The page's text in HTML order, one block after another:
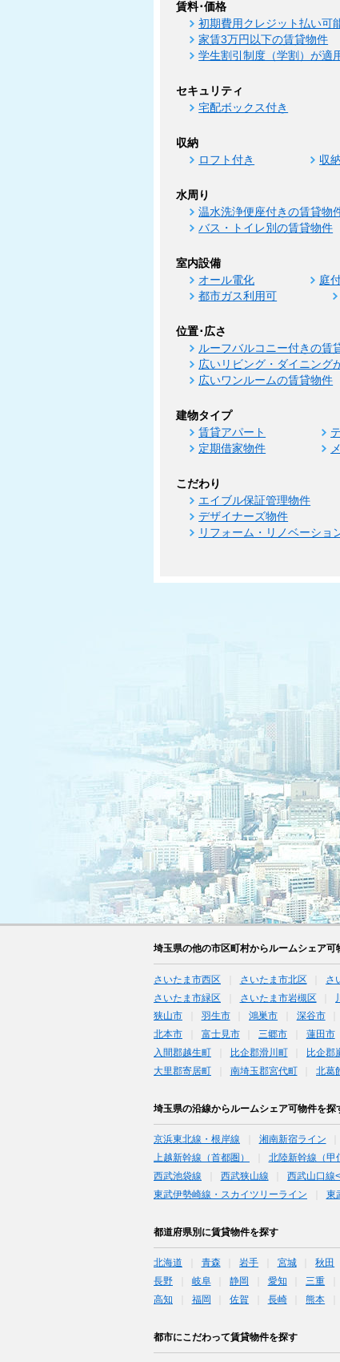
賃料･価格
初期費用クレジット払い可
家賃3万円以下の賃貸物件
学生割引制度（学割）が適
セキュリティ
宅配ボックス付き
収納
ロフト付き 収
水周り
温水洗浄便座付きの賃貸物
バス・トイレ別の賃貸物件
室内設備
オール電化 庭
都市ガス利用可
位置･広さ
ルーフバルコニー付きの賃
広いリビング・ダイニング
広いワンルームの賃貸物件
建物タイプ
賃貸アパート
定期借家物件
こだわり
エイブル保証管理物件
デザイナーズ物件
リフォーム・リノベーショ
埼玉県の他の市区町村からルームシェア可
さいたま市西区 さいたま市北区 さ
さいたま市緑区
さいたま市岩槻区
狭山市
羽生市 鴻巣市 深谷市
北本市
富士見市 三郷市 蓮田市
入間郡越生町
比企郡滑川町 比企郡
大里郡寄居町
南埼玉郡宮代町 北葛
埼玉県の沿線からルームシェア可物件を探
京浜東北線・根岸線 湘南新宿ライン
上越新幹線（首都圏）
北陸新幹線（甲
西武池袋線
西武狭山線 西武山口線
東武伊勢崎線・スカイツリーライン
東
都道府県別に賃貸物件を探す
北海道 青森 岩手 宮城 秋田
長野
岐阜 静岡 愛知 三重
高知
福岡 佐賀 長崎 熊本
都市にこだわって賃貸物件を探す